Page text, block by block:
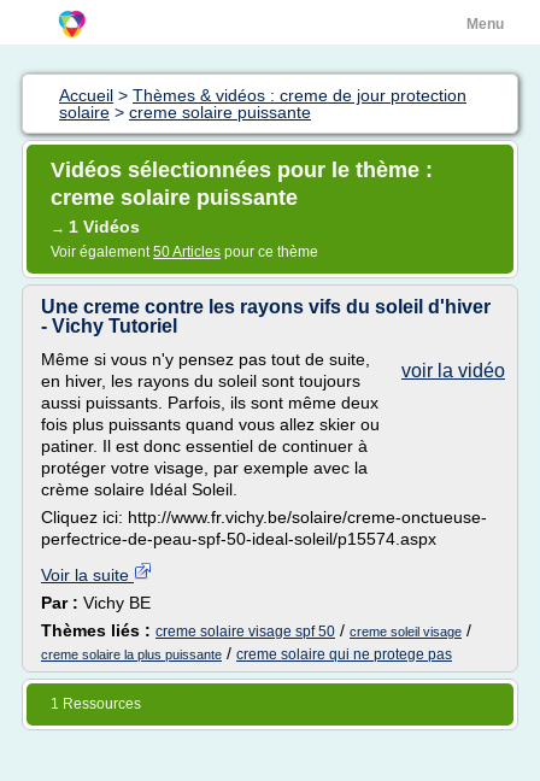
Menu
Accueil > Thèmes & vidéos : creme de jour protection
solaire > creme solaire puissante
Vidéos sélectionnées pour le thème :
creme solaire puissante
→ 1 Vidéos
Voir également50 Articles pour ce thème
Une creme contre les rayons vifs du soleil d'hiver
- Vichy Tutoriel
voir la vidéo
Même si vous n'y pensez pas tout de suite,
en hiver, les rayons du soleil sont toujours
aussi puissants. Parfois, ils sont même deux
fois plus puissants quand vous allez skier ou
patiner. Il est donc essentiel de continuer à
protéger votre visage, par exemple avec la
crème solaire Idéal Soleil.
Cliquez ici: http://www.fr.vichy.be/solaire/creme-onctueuse-
perfectrice-de-peau-spf-50-ideal-soleil/p15574.aspx
Voir la suite
Par : Vichy BE
Thèmes liés : creme solaire visage spf 50 / creme soleil visage /
creme solaire la plus puissante / creme solaire qui ne protege pas
1 Ressources